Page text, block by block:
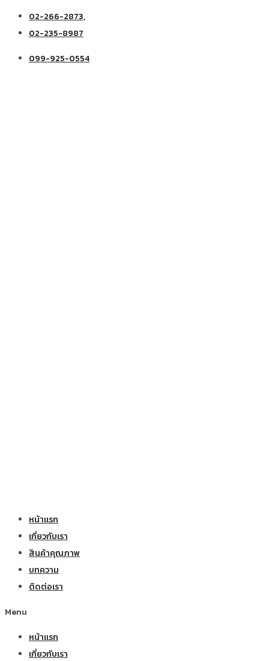
02-266-2873,
02-235-8987
099-925-0554
หน้าแรก
เกี่ยวกับเรา
สินค้าคุณภาพ
บทความ
ติดต่อเรา
Menu
หน้าแรก
เกี่ยวกับเรา